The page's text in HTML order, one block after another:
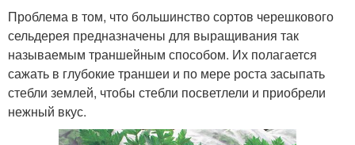
Проблема в том, что большинство сортов черешкового
сельдерея предназначены для выращивания так
называемым траншейным способом. Их полагается
сажать в глубокие траншеи и по мере роста засыпать
стебли землей, чтобы стебли посветлели и приобрели
нежный вкус.